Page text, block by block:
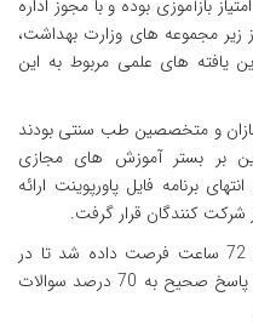
بازآموزی بوده و با مجوز اداره
مجموعه های وزارت بهداشت،
یافته های علمی مربوط به این
و متخصصین طب سنتی بودند
بر بستر آموزش های مجازی
برنامه فایل پاورپوینت ارائه
شرکت کنندگان قرار گرفت.
در پایان، شرکت کنندگان دوره به مدت 72 ساعت فرصت داده شد تا در
آزمون آنلاین پایان دوره شرکت کنند و با پاسخ صحیح به 70 درصد سوالات